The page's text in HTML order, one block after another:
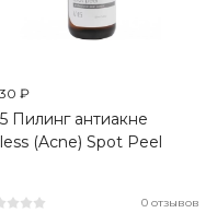
₽
Пилинг антиакне
(Acne) Spot Peel
0 отзывов